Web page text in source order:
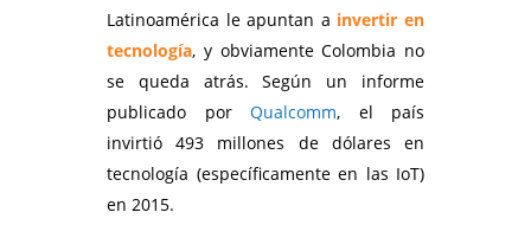
Latinoamérica le apuntan a invertir en
tecnología, y obviamente Colombia no
se queda atrás. Según un informe
publicado por Qualcomm, el país
invirtió 493 millones de dólares en
tecnología (específicamente en las IoT)
en 2015.